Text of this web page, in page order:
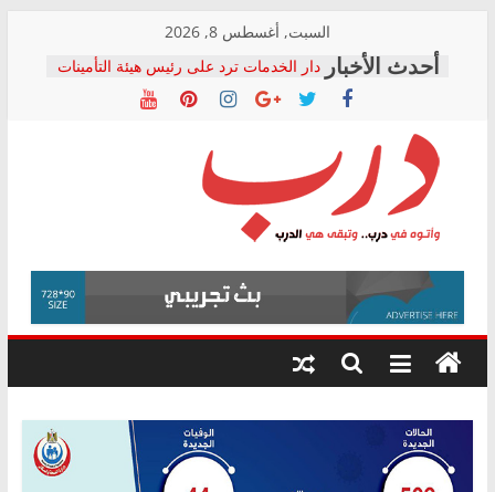
content
السبت, أغسطس 8, 2026
دار الخدمات ترد على رئيس هيئة التأمينات
بعد مؤتمره الصحفي: إنكار الأزمة لا ينهي
معاناة أصحاب المعاشات.. ونطالب بكشف
فرحات سليمان يكتب: القطاع الصحي إلى
أين؟
حزب التحالف الشعبي يطلق لجنة “الحق
في الصحة” بالإسكندرية لرصد الانتهاكات
ودعم المرضى
الوزاري لمدينة الصحفيين.. وانتهاء أعمال
إنشاء المبنى الإداري
المجلس القومي لحقوق الإنسان يعلن
متابعة قضية الدكتور محمد زهران.. ويؤكد:
قرينة البراءة وضمانات المحاكمة العادلة
درب
وأتوه
درب..
وتبقى
هي